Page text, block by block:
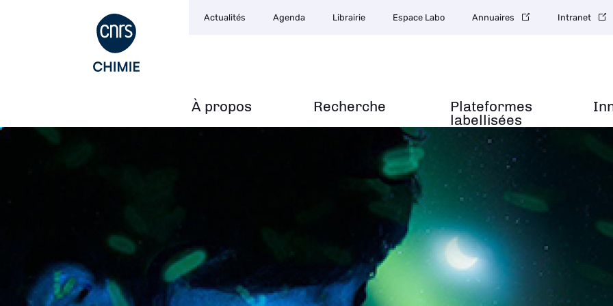
Navigation
principale
À propos Recherche
Plateformes
labellisées
secondaire
Actualités Agenda Librairie Espace Labo Annuaires Intranet